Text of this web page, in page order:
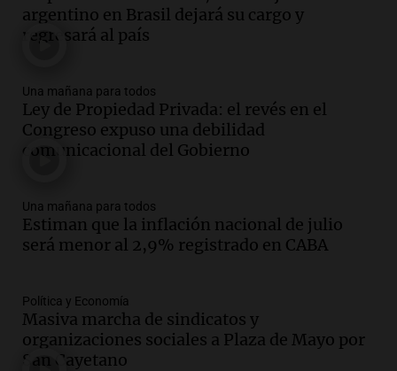
firmó Jorge Messi para el primer
contrato de Leo con Barcelona
Audio.Joan Gaspart: "Sin Jorge, no sé si
Messi hubiera llegado adonde llegó"
Una mañana para todos
Audio.El orgullo y el sueño argentino de
Jorge Messi en una entrevista con Rony
Vargas en 2007
Audio.El abuelo de Agostina Vega, tras
las nuevas detenciones: "En esa casa
todos tenían algo que ver"
argentino en Brasil dejará su cargo y
regresará al país
Una mañana para todos
Ley de Propiedad Privada: el revés en el
Congreso expuso una debilidad
comunicacional del Gobierno
Una mañana para todos
Estiman que la inflación nacional de julio
será menor al 2,9% registrado en CABA
Política y Economía
Masiva marcha de sindicatos y
organizaciones sociales a Plaza de Mayo por
San Cayetano